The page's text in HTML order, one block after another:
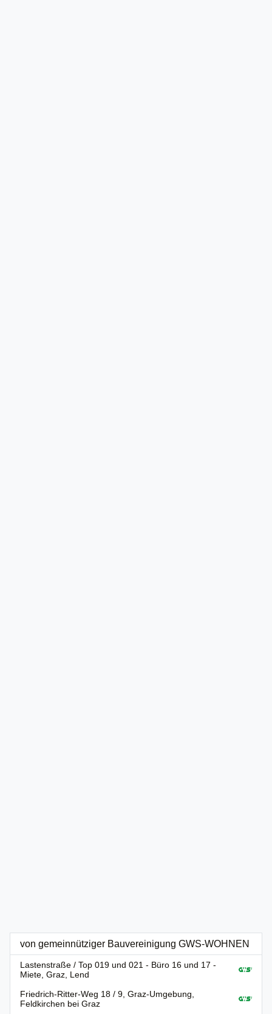
von gemeinnütziger Bauvereinigung GWS-WOHNEN
Lastenstraße / Top 019 und 021 - Büro 16 und 17 -
Miete, Graz, Lend
Friedrich-Ritter-Weg 18 / 9, Graz-Umgebung,
Feldkirchen bei Graz